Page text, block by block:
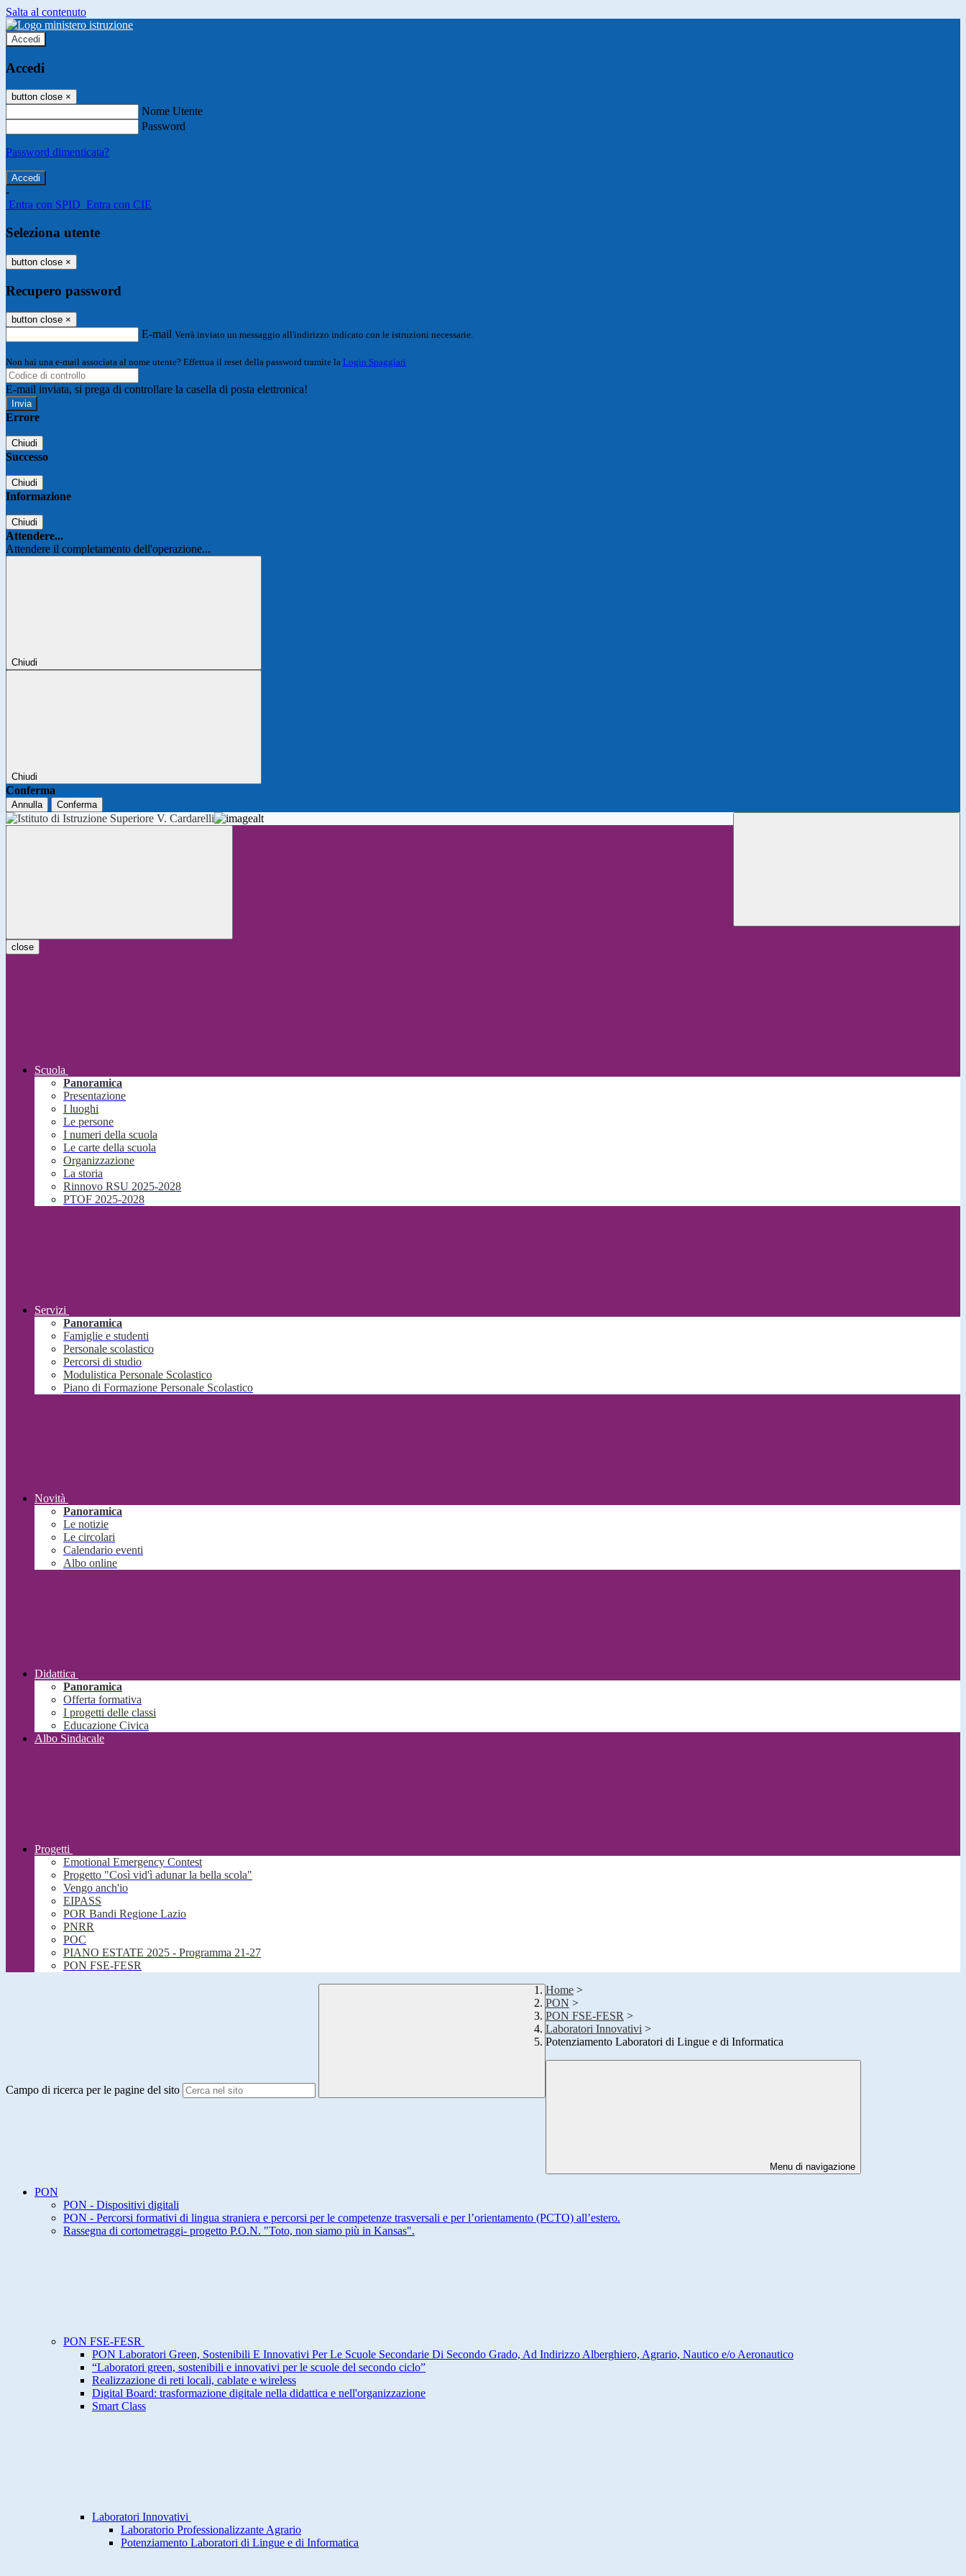
Salta al contenuto
Accedi
Accedi
button close ×
Nome Utente
Password
Password dimenticata?
-
Entra con SPID Entra con CIE
Seleziona utente
button close ×
Recupero password
button close ×
E-mail Verrà inviato un messaggio all'indirizzo indicato con le istruzioni necessarie.
Non hai una e-mail associata al nome utente? Effettua il reset della password tramite la Login Spaggiari
E-mail inviata, si prega di controllare la casella di posta elettronica!
Errore
Chiudi
Successo
Chiudi
Informazione
Chiudi
Attendere...
Attendere il completamento dell'operazione...
Chiudi
Chiudi
Conferma
Annulla Conferma
close
Scuola
Panoramica
Presentazione
I luoghi
Le persone
I numeri della scuola
Le carte della scuola
Organizzazione
La storia
Rinnovo RSU 2025-2028
PTOF 2025-2028
Servizi
Panoramica
Famiglie e studenti
Personale scolastico
Percorsi di studio
Modulistica Personale Scolastico
Piano di Formazione Personale Scolastico
Novità
Panoramica
Le notizie
Le circolari
Calendario eventi
Albo online
Didattica
Panoramica
Offerta formativa
I progetti delle classi
Educazione Civica
Albo Sindacale
Progetti
Emotional Emergency Contest
Progetto "Così vid'ì adunar la bella scola"
Vengo anch'io
EIPASS
POR Bandi Regione Lazio
PNRR
POC
PIANO ESTATE 2025 - Programma 21-27
PON FSE-FESR
Campo di ricerca per le pagine del sito
Home >
PON >
PON FSE-FESR >
Laboratori Innovativi >
Potenziamento Laboratori di Lingue e di Informatica
Menu di navigazione
PON
PON - Dispositivi digitali
PON - Percorsi formativi di lingua straniera e percorsi per le competenze trasversali e per l’orientamento (PCTO) all’estero.
Rassegna di cortometraggi- progetto P.O.N. "Toto, non siamo più in Kansas".
PON FSE-FESR
PON Laboratori Green, Sostenibili E Innovativi Per Le Scuole Secondarie Di Secondo Grado, Ad Indirizzo Alberghiero, Agrario, Nautico e/o Aeronautico
“Laboratori green, sostenibili e innovativi per le scuole del secondo ciclo”
Realizzazione di reti locali, cablate e wireless
Digital Board: trasformazione digitale nella didattica e nell'organizzazione
Smart Class
Laboratori Innovativi
Laboratorio Professionalizzante Agrario
Potenziamento Laboratori di Lingue e di Informatica